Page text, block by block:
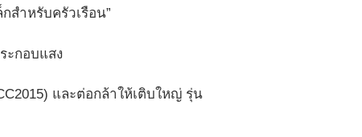
สำหรับครัวเรือน”
กอบแสง
และต่อกล้าให้เติบใหญ่ รุ่น